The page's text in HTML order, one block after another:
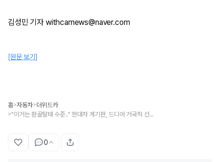
김성민 기자 withcarnews@naver.com
[원문 보기]
홈>자동차>더위드카
> "이거는 환골탈태 수준.." 현대차 계기판, 드디어 거국적 선택 내렸다
0